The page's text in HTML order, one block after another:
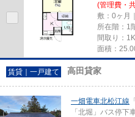
(管理費・
敷：0ヶ月
所在階：1
間取り：1K
面積：
賃貸｜一戸建て 高田貸家
一畑電車北松江線 「
「北堀」バス停